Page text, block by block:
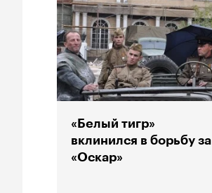
«Белый тигр»
вклинился в борьбу за
«Оскар»